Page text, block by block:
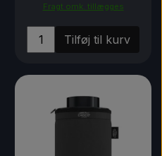
Fragt omk. tillægges
Tilføj til kurv